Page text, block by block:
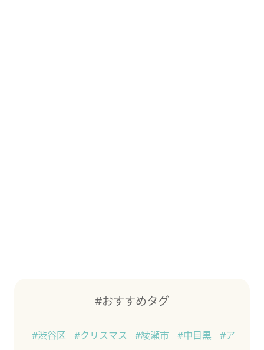
#おすすめタグ
#渋谷区 #クリスマス #綾瀬市 #中目黒
#ア